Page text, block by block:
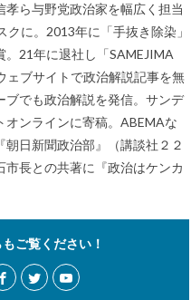
孝ら与野党政治家を幅広く担当
クに。2013年に「手抜き除染」
。21年に退社し「SAMEJIMA
ェブサイトで政治解説記事を無
ブでも政治解説を発信。サンデ
オンラインに寄稿。ABEMAな
朝日新聞政治部』（講談社２２
市長との共著に『政治はケンカ
ご覧ください！